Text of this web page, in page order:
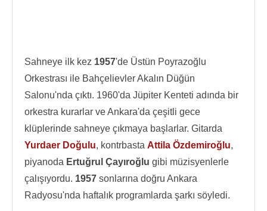
Sahneye ilk kez 1957'de Üstün Poyrazoğlu
Orkestrası ile Bahçelievler Akalın Düğün
Salonu'nda çıktı. 1960'da Jüpiter Kenteti adında bir
orkestra kurarlar ve Ankara'da çeşitli gece
klüplerinde sahneye çıkmaya başlarlar. Gitarda
Yurdaer Doğulu, kontrbasta Attila Özdemiroğlu,
piyanoda Ertuğrul Çayıroğlu gibi müzisyenlerle
çalışıyordu. 1957 sonlarına doğru Ankara
Radyosu'nda haftalık programlarda şarkı söyledi.